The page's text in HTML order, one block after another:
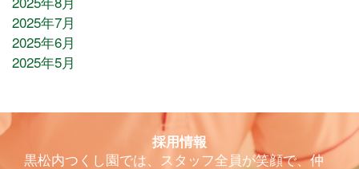
2025年7月
2025年6月
2025年5月
採用情報
黒松内つくし園では、スタッフ全員が笑顔で、仲